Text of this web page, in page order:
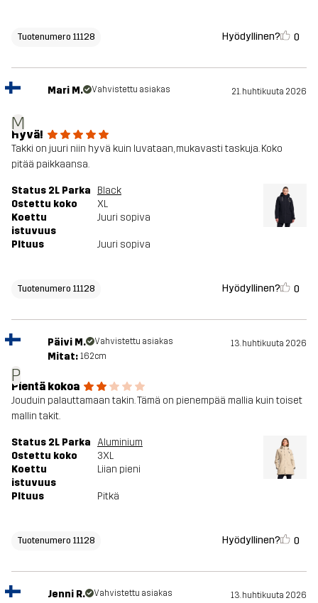
Tuotenumero 11128 Hyödyllinen? 0
M
Mari M. Vahvistettu asiakas 21. huhtikuuta 2026
Hyvä!
Takki on juuri niin hyvä kuin luvataan, mukavasti taskuja. Koko
pitää paikkaansa.
Status 2L Parka
Black
Ostettu koko
XL
Koettu
istuvuus
Juuri sopiva
PItuus Juuri sopiva
Tuotenumero 11128 Hyödyllinen? 0
P
Päivi M. Vahvistettu asiakas 13. huhtikuuta 2026
Mitat: 162cm
Pientä kokoa
Jouduin palauttamaan takin. Tämä on pienempää mallia kuin toiset
mallin takit.
Status 2L Parka
Aluminium
Ostettu koko
3XL
Koettu
istuvuus
Liian pieni
PItuus Pitkä
Tuotenumero 11128 Hyödyllinen? 0
Jenni R. Vahvistettu asiakas 13. huhtikuuta 2026